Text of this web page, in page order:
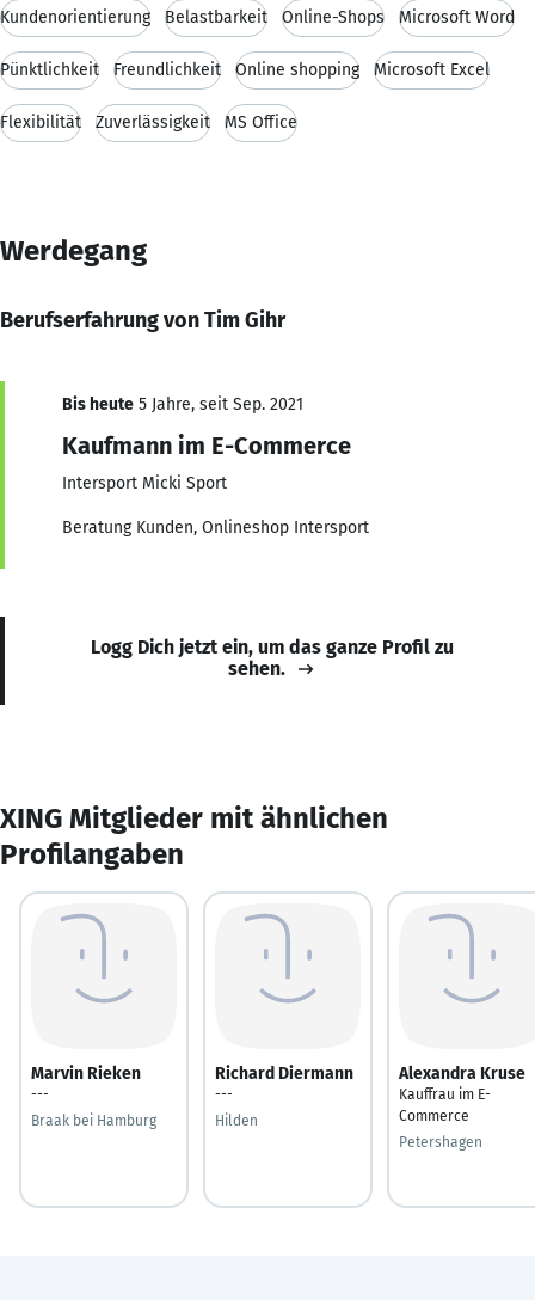
Kundenorientierung Belastbarkeit Online-Shops Microsoft Word
Pünktlichkeit Freundlichkeit Online shopping Microsoft Excel
Flexibilität Zuverlässigkeit MS Office
Werdegang
Berufserfahrung von Tim Gihr
Bis heute 5 Jahre, seit Sep. 2021
Kaufmann im E-Commerce
Intersport Micki Sport
Beratung Kunden, Onlineshop Intersport
Logg Dich jetzt ein, um das ganze Profil zu
sehen.
XING Mitglieder mit ähnlichen
Profilangaben
Marvin Rieken
---
Braak bei Hamburg
Richard Diermann
---
Hilden
Alexandra Kruse
Kauffrau im E-
Commerce
Petershagen